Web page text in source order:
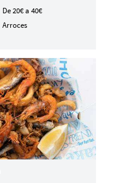
De 20€ a 40€
Arroces